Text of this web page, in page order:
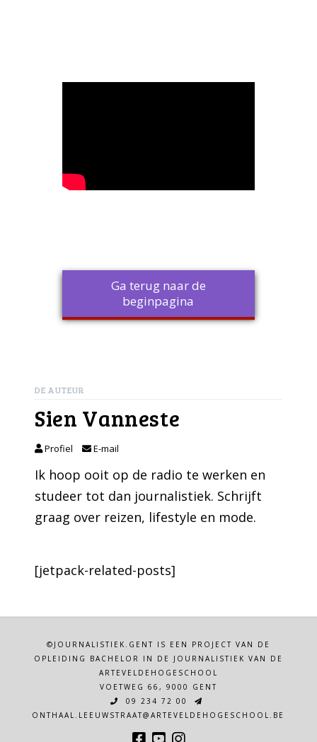
Ga terug naar de
beginpagina
DE AUTEUR
Sien Vanneste
Profiel E-mail
Ik hoop ooit op de radio te werken en
studeer tot dan journalistiek. Schrijft
graag over reizen, lifestyle en mode.
[jetpack-related-posts]
©JOURNALISTIEK.GENT IS EEN PROJECT VAN DE
OPLEIDING BACHELOR IN DE JOURNALISTIEK VAN DE
ARTEVELDEHOGESCHOOL
VOETWEG 66, 9000 GENT
09 234 72 00
ONTHAAL.LEEUWSTRAAT@ARTEVELDEHOGESCHOOL.BE